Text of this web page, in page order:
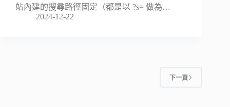
站內建的搜尋路徑固定（都是以 ?s= 做為…
2024-12-22
下一頁